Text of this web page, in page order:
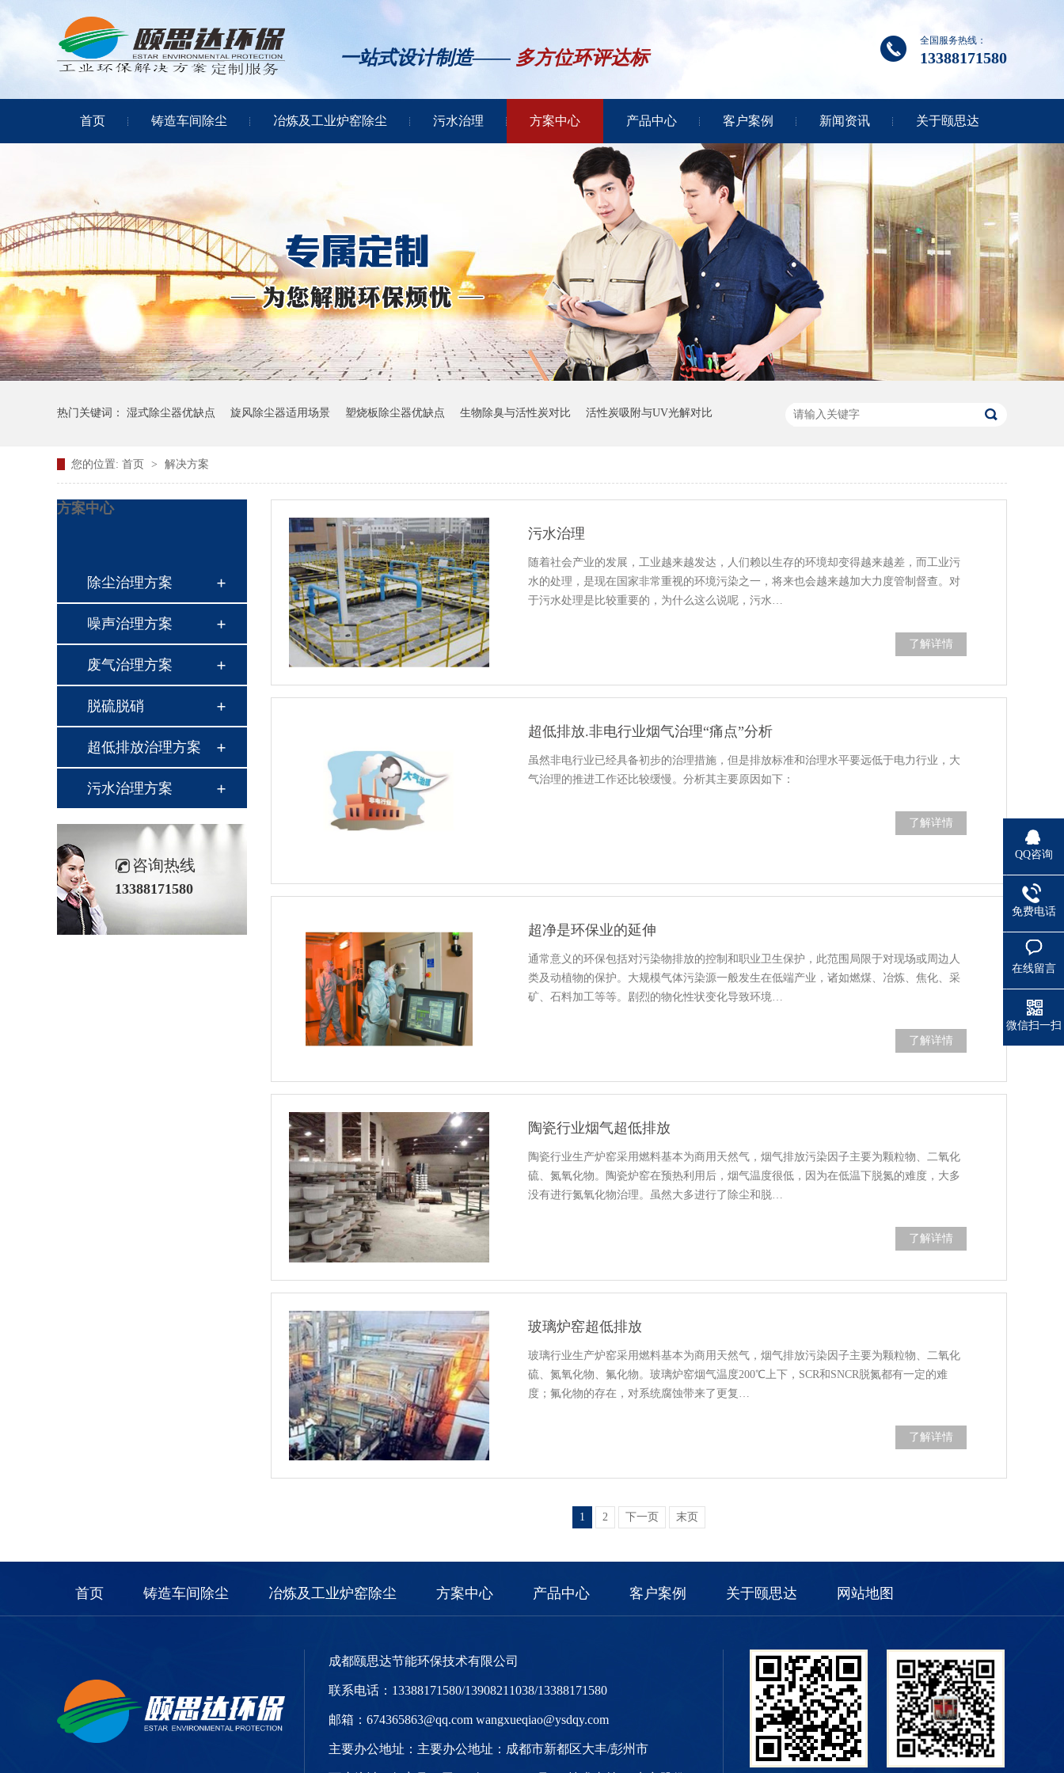
一站式设计制造—— 多方位环评达标
全国服务热线：
13388171580
首页 铸造车间除尘 冶炼及工业炉窑除尘 污水治理 方案中心 产品中心 客户案例 新闻资讯 关于颐思达
热门关键词： 湿式除尘器优缺点 旋风除尘器适用场景 塑烧板除尘器优缺点 生物除臭与活性炭对比 活性炭吸附与UV光解对比
您的位置: 首页 > 解决方案
方案中心
除尘治理方案
噪声治理方案
废气治理方案
脱硫脱硝
超低排放治理方案
污水治理方案
咨询热线
13388171580
污水治理
随着社会产业的发展，工业越来越发达，人们赖以生存的环境却变得越来越差，而工业污
水的处理，是现在国家非常重视的环境污染之一，将来也会越来越加大力度管制督查。对
于污水处理是比较重要的，为什么这么说呢，污水…
了解详情
超低排放.非电行业烟气治理“痛点”分析
虽然非电行业已经具备初步的治理措施，但是排放标准和治理水平要远低于电力行业，大
气治理的推进工作还比较缓慢。分析其主要原因如下：
了解详情
超净是环保业的延伸
通常意义的环保包括对污染物排放的控制和职业卫生保护，此范围局限于对现场或周边人
类及动植物的保护。大规模气体污染源一般发生在低端产业，诸如燃煤、冶炼、焦化、采
矿、石料加工等等。剧烈的物化性状变化导致环境…
了解详情
陶瓷行业烟气超低排放
陶瓷行业生产炉窑采用燃料基本为商用天然气，烟气排放污染因子主要为颗粒物、二氧化
硫、氮氧化物。陶瓷炉窑在预热利用后，烟气温度很低，因为在低温下脱氮的难度，大多
没有进行氮氧化物治理。虽然大多进行了除尘和脱…
了解详情
玻璃炉窑超低排放
玻璃行业生产炉窑采用燃料基本为商用天然气，烟气排放污染因子主要为颗粒物、二氧化
硫、氮氧化物、氟化物。玻璃炉窑烟气温度200℃上下，SCR和SNCR脱氮都有一定的难
度；氟化物的存在，对系统腐蚀带来了更复…
了解详情
1 2 下一页 末页
首页 铸造车间除尘 冶炼及工业炉窑除尘 方案中心 产品中心 客户案例 关于颐思达 网站地图
成都颐思达节能环保技术有限公司
联系电话：13388171580/13908211038/13388171580
邮箱：674365863@qq.com wangxueqiao@ysdqy.com
主要办公地址：主要办公地址：成都市新都区大丰/彭州市
QQ咨询
免费电话
在线留言
微信扫一扫